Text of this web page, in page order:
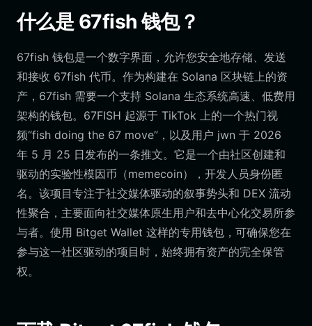
什么是 67fish 钱包？
67fish 钱包是一个数字界面，允许您安全地存储、发送
和接收 67fish 代币。作为构建在 Solana 区块链上的资
产，67fish 需要一个支持 Solana 生态系统高速、低费用
架构的钱包。67FISH 起源于 TikTok 上的一个热门视
频“fish doing the 67 move”，以及用户 jwn 于 2026
年 5 月 25 日发布的一条推文。它是一个由社区创建和
驱动的实验性模因币（memecoin），开发人员身份匿
名。该项目专注于社交媒体驱动的叙事势头和 DEX 流动
性聚合，主要面向社交媒体原生用户和去中心化交易所参
与者。使用 Bitget Wallet 这样的专用钱包，可确保您在
参与这一社区驱动的项目时，始终拥有资产的完全保管
权。